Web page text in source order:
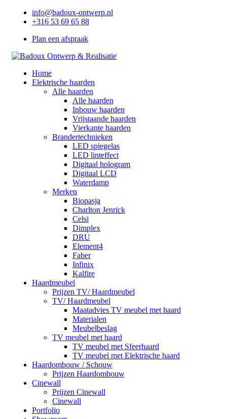
info@badoux-ontwerp.nl
+316 53 69 65 88
Plan een afspraak
Home
Elektrische haarden
Alle haarden
Alle haarden
Inbouw haarden
Vrijstaande haarden
Vierkante haarden
Brandertechnieken
LED spiegelas
LED linteffect
Digitaal hologram
Digitaal LCD
Waterdamp
Merken
Biopasja
Charlton Jenrick
Celsi
Dimplex
DRU
Element4
Faber
Infinix
Kalfire
Haardmeubel
Prijzen TV/ Haardmeubel
TV/ Haardmeubel
Maatadvies TV meubel met haard
Materialen
Meubelbeslag
TV meubel met haard
TV meubel met Sfeerhaard
TV meubel met Elektrische haard
Haardombouw / Schouw
Prijzen Haardombouw
Cinewall
Prijzen Cinewall
Cinewall
Portfolio